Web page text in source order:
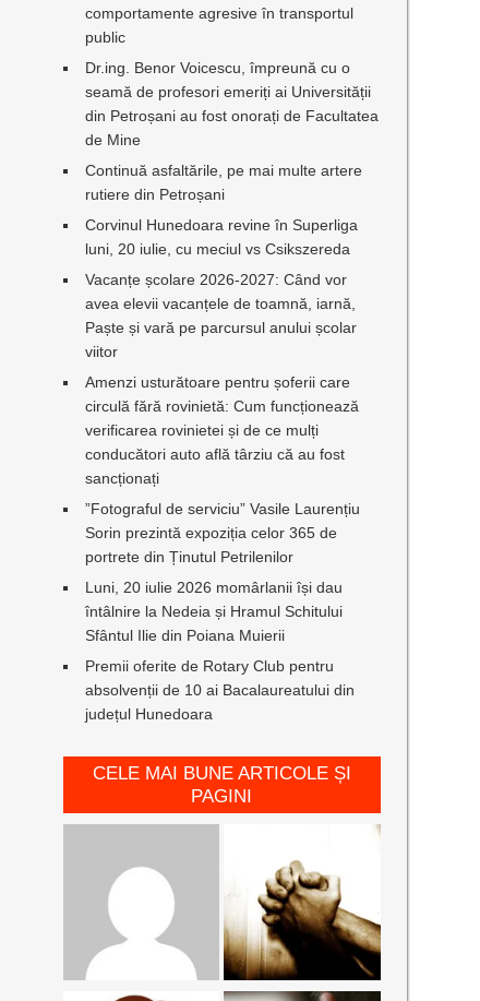
comportamente agresive în transportul
public
Dr.ing. Benor Voicescu, împreună cu o
seamă de profesori emeriți ai Universității
din Petroșani au fost onorați de Facultatea
de Mine
Continuă asfaltările, pe mai multe artere
rutiere din Petroșani
Corvinul Hunedoara revine în Superliga
luni, 20 iulie, cu meciul vs Csikszereda
Vacanțe școlare 2026-2027: Când vor
avea elevii vacanțele de toamnă, iarnă,
Paște și vară pe parcursul anului școlar
viitor
Amenzi usturătoare pentru șoferii care
circulă fără rovinietă: Cum funcționează
verificarea rovinietei și de ce mulți
conducători auto află târziu că au fost
sancționați
”Fotograful de serviciu” Vasile Laurențiu
Sorin prezintă expoziția celor 365 de
portrete din Ținutul Petrilenilor
Luni, 20 iulie 2026 momârlanii își dau
întâlnire la Nedeia și Hramul Schitului
Sfântul Ilie din Poiana Muierii
Premii oferite de Rotary Club pentru
absolvenții de 10 ai Bacalaureatului din
județul Hunedoara
CELE MAI BUNE ARTICOLE ȘI
PAGINI